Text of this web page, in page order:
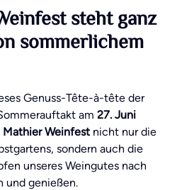
steht ganz
sommerlichem
Genuss-Tête-à-tête der
am 27. Juni
Mathier Weinfestnicht nur die
sondern auch die
unseres Weingutes nach
und genießen.